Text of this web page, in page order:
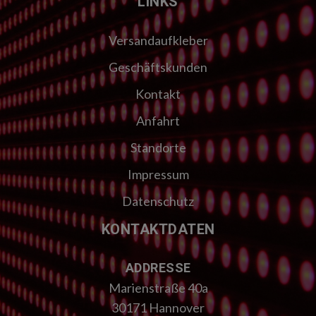
Versandaufkleber
Geschäftskunden
Kontakt
Anfahrt
Standorte
Impressum
Datenschutz
KONTAKTDATEN
ADDRESSE
Marienstraße 40a
30171 Hannover